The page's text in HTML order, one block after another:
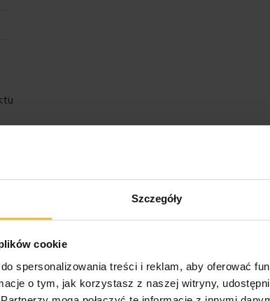
Szczegóły
cookie
spersonalizowania treści i reklam, aby oferować
o tym, jak korzystasz z naszej witryny,
może Cię